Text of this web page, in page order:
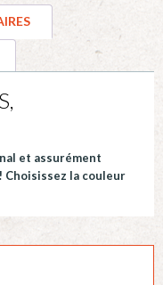
et assurément
la couleur